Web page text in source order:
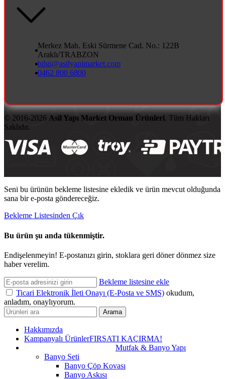
Merkez Mah. Eski Sürmene Cad. No.: 122B
Araklı/TRABZON
bilgi@asilyapimarket.com
0462 800 6800
© 2016-2026 Asil Yapı Market Orman Ürünleri. Tüm Hakları
Saklıdır.
Seni bu ürünün bekleme listesine ekledik ve ürün mevcut olduğunda
sana bir e-posta göndereceğiz.
Bekleme Listesinden Çık
Bu ürün şu anda tükenmiştir.
Endişelenmeyin! E-postanızı girin, stoklara geri döner dönmez size
haber verelim.
Bekleme listesine ekle
Ticari Elektronik İleti Onayı (E-Posta ve SMS) okudum,
anladım, onaylıyorum.
Arama
Hakkımızda
Kampanyalı ÜrünlerFIRSATI KAÇIRMA!
Mutfak & Banyo Yapı
Banyo Seti
Banyo Çöp Kovası
Banyo Askısı